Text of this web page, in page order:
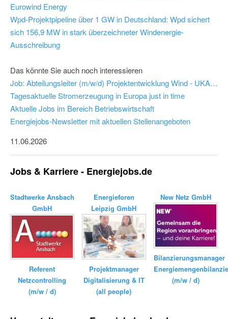
Eurowind Energy
Wpd-Projektpipeline über 1 GW in Deutschland: Wpd sichert
sich 156,9 MW in stark überzeichneter Windenergie-
Ausschreibung
Das könnte Sie auch noch interessieren
Job: Abteilungsleiter (m/w/d) Projektentwicklung Wind - UKA Umweltgerechte Kraftanlagen GmbH & Co. KG
Tagesaktuelle Stromerzeugung in Europa just in time
Aktuelle Jobs im Bereich Betriebswirtschaft
Energiejobs-Newsletter mit aktuellen Stellenangeboten
11.06.2026
Jobs & Karriere - Energiejobs.de
Stadtwerke Ansbach
GmbH
Referent
Netzcontrolling
(m/w / d)
Energieforen
Leipzig GmbH
Projektmanager
Digitalisierung & IT
(all people)
New Netz GmbH
Bilanzierungsmanager
(m/w / d)